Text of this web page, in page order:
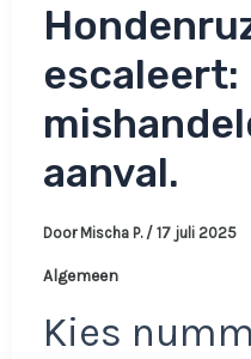
escaleert:
aanval.
Door Mischa P. / 17 juli 2025
Algemeen
Kies